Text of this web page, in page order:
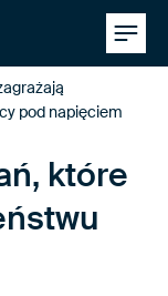
pod napięciem
które